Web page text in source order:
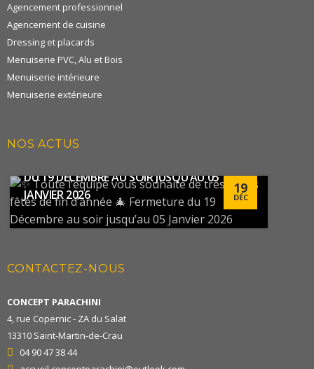
Agencement professionnel
Agencement de cuisine
Dressing et placards
Menuiserie PVC, Alu et Bois
Menuiserie intérieure
Menuiserie extérieure
NOS ACTUS
19
DÉC
✨ TOUTE L’ÉQUIPE VOUS SOUHAITE DE TRÈS
DU 19 DÉCEMBRE AU SOIR JUSQU’AU 05
JANVIER 2026
CONTACTEZ-NOUS
CONCEPT PARACHINI
4, rue Copernic - ZA du Salat
13310 Saint-Martin-de-Crau
04 90 47 38 44